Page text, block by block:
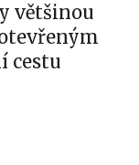
většinou
cestu